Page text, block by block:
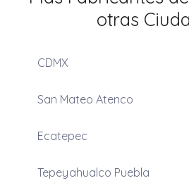
otras
CDMX
San Mateo Atenco
Ecatepec
Tepeyahualco Puebla